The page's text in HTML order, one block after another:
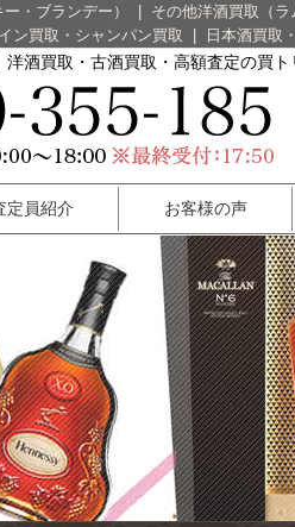
・ブランデー）
その他洋酒買取（ラ
ン買取・シャンパン買取
日本酒買取
洋酒買取・古酒買取・高額査定の買ト
定員紹介 お客様の声